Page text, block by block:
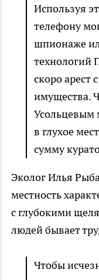
Используя
телефону
шпионаже
технологий
скоро арест
имущества.
Усольцевым
в глухое
сумму
Эколог Илья
местность
с глубокими
людей бывает
Чтобы